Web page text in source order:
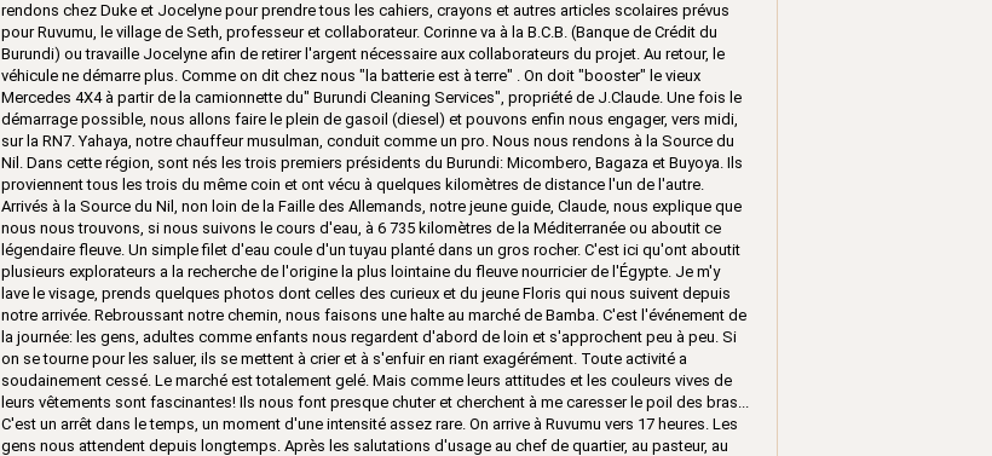
rendons chez Duke et Jocelyne pour prendre tous les cahiers, crayons et autres articles scolaires prévus
pour Ruvumu, le village de Seth, professeur et collaborateur. Corinne va à la B.C.B. (Banque de Crédit du
Burundi) ou travaille Jocelyne afin de retirer l'argent nécessaire aux collaborateurs du projet. Au retour, le
véhicule ne démarre plus. Comme on dit chez nous "la batterie est à terre" . On doit "booster" le vieux
Mercedes 4X4 à partir de la camionnette du" Burundi Cleaning Services", propriété de J.Claude. Une fois le
démarrage possible, nous allons faire le plein de gasoil (diesel) et pouvons enfin nous engager, vers midi,
sur la RN7. Yahaya, notre chauffeur musulman, conduit comme un pro. Nous nous rendons à la Source du
Nil. Dans cette région, sont nés les trois premiers présidents du Burundi: Micombero, Bagaza et Buyoya. Ils
proviennent tous les trois du même coin et ont vécu à quelques kilomètres de distance l'un de l'autre.
Arrivés à la Source du Nil, non loin de la Faille des Allemands, notre jeune guide, Claude, nous explique que
nous nous trouvons, si nous suivons le cours d'eau, à 6 735 kilomètres de la Méditerranée ou aboutit ce
légendaire fleuve. Un simple filet d'eau coule d'un tuyau planté dans un gros rocher. C'est ici qu'ont aboutit
plusieurs explorateurs a la recherche de l'origine la plus lointaine du fleuve nourricier de l'Égypte. Je m'y
lave le visage, prends quelques photos dont celles des curieux et du jeune Floris qui nous suivent depuis
notre arrivée. Rebroussant notre chemin, nous faisons une halte au marché de Bamba. C'est l'événement de
la journée: les gens, adultes comme enfants nous regardent d'abord de loin et s'approchent peu à peu. Si
on se tourne pour les saluer, ils se mettent à crier et à s'enfuir en riant exagérément. Toute activité a
soudainement cessé. Le marché est totalement gelé. Mais comme leurs attitudes et les couleurs vives de
leurs vêtements sont fascinantes! Ils nous font presque chuter et cherchent à me caresser le poil des bras...
C'est un arrêt dans le temps, un moment d'une intensité assez rare. On arrive à Ruvumu vers 17 heures. Les
gens nous attendent depuis longtemps. Après les salutations d'usage au chef de quartier, au pasteur, au